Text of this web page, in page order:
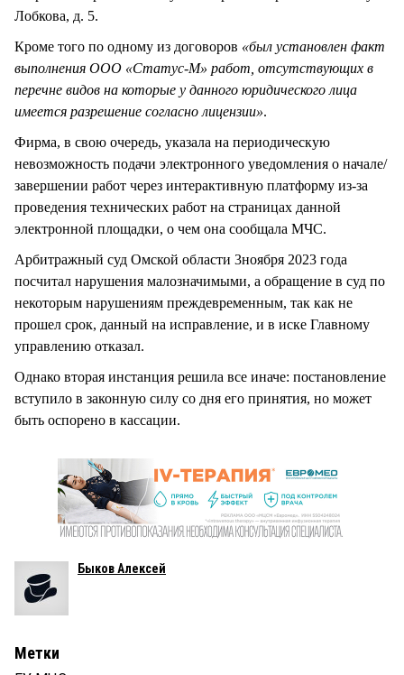
Лобкова, д. 5.
Кроме того по одному из договоров «был установлен факт
выполнения ООО «Статус-М» работ, отсутствующих в
перечне видов на которые у данного юридического лица
имеется разрешение согласно лицензии».
Фирма, в свою очередь, указала на периодическую
невозможность подачи электронного уведомления о начале/
завершении работ через интерактивную платформу из-за
проведения технических работ на страницах данной
электронной площадки, о чем она сообщала МЧС.
Арбитражный суд Омской области 3ноября 2023 года
посчитал нарушения малозначимыми, а обращение в суд по
некоторым нарушениям преждевременным, так как не
прошел срок, данный на исправление, и в иске Главному
управлению отказал.
Однако вторая инстанция решила все иначе: постановление
вступило в законную силу со дня его принятия, но может
быть оспорено в кассации.
Быков Алексей
Метки